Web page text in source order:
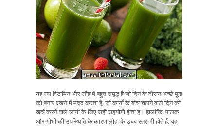
यह रस विटामिन और लौह में बहुत समृद्ध है जो दिन के दौरान अच्छे मूड
को बनाए रखने में मदद करता है, जो कार्यों के बीच चलने वाले दिन को
खर्च करने वाले लोगों के लिए सही सहयोगी होता है। हालांकि, पालक
और गोभी की उपस्थिति के कारण लोहा के उच्च स्तर भी होते हैं, यह